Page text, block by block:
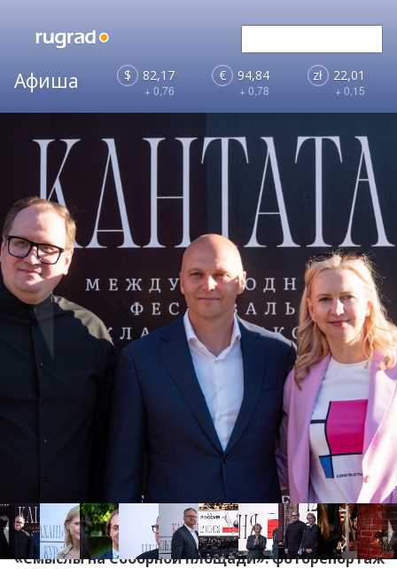
$ 82,17
+ 0,76
€ 94,84
+ 0,78
zł 22,01
+ 0,15
«Смыслы на Соборной площади»: фоторепортаж